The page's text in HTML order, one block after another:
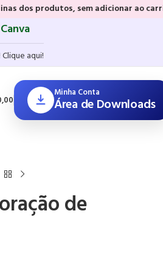
sem adicionar ao carrinho e sem
Clique aqui!
Minha Conta
Área de Downloads
de